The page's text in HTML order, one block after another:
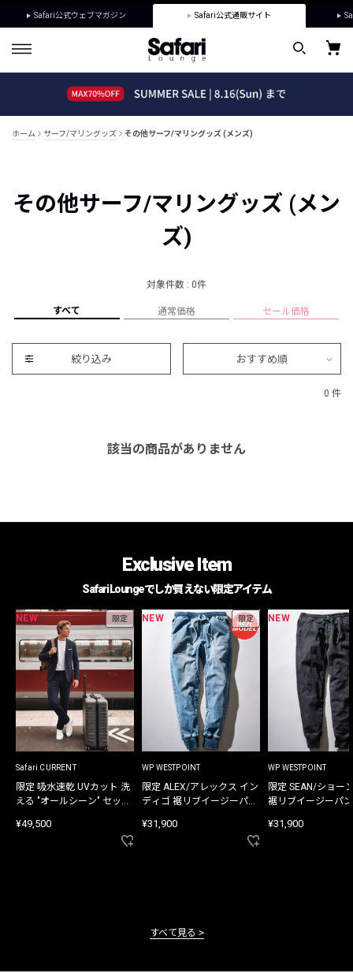
Safari公式ウェブマガジン Safari公式通販サイト
ホーム サーフ/マリングッズ その他サーフ/マリングッズ (メンズ)
その他サーフ/マリングッズ (メン
ズ)
対象件数 : 0件
すべて 通常価格 セール価格
絞り込み おすすめ順
0 件
該当の商品がありません
Exclusive Item
Safari Loungeでしか買えない限定アイテム
NEW 限定
Safari CURRENT
限定 吸水速乾 UVカット 洗
える "オールシーン" セット
¥49,500
NEW 限定
WP WESTPOINT
限定 ALEX/アレックス イン
ディゴ 裾リブイージーパン
¥31,900
NEW
WP WESTPOINT
限定 SEAN/ショー
裾リブイージーパ
¥31,900
すべて見る